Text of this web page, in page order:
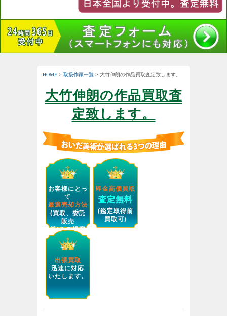
HOME > 取扱作家一覧 > 大竹伸朗の作品買取査定致します。
大竹伸朗の作品買取査
定致します。
お客様にとっ
て
最適売却方法
(買取、委託
販売
等)をご提案
します。
即金高価買取
査定無料
(鑑定取得前
買取可)
出張買取
迅速に対応
いたします。